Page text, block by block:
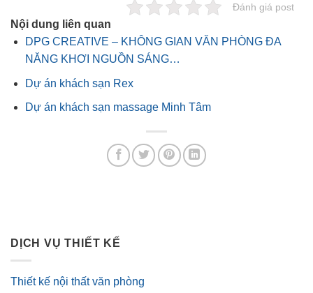
Đánh giá post
Nội dung liên quan
DPG CREATIVE – KHÔNG GIAN VĂN PHÒNG ĐA
NĂNG KHƠI NGUỒN SÁNG…
Dự án khách sạn Rex
Dự án khách sạn massage Minh Tâm
DỊCH VỤ THIẾT KẾ
Thiết kế nội thất văn phòng